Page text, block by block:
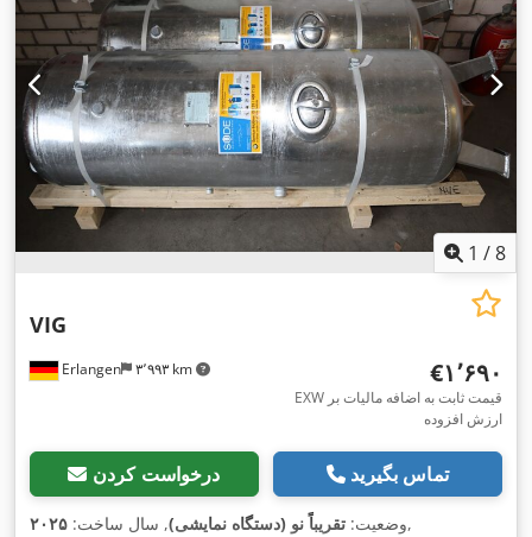
1 /8
Erlangen ۳٬۹۹۳ km
VIG
‎€۱٬۶۹۰
EXW قیمت ثابت به اضافه مالیات بر
ارزش افزوده
درخواست کردن تماس بگیرید
وضعیت: تقریباً نو (دستگاه نمایشی), سال ساخت: ۲۰۲۵ ,